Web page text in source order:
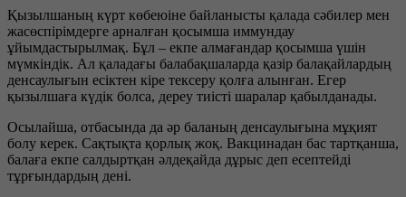
Қызылшаның күрт көбеюіне байланысты қалада сәбилер мен
жасөспірімдерге арналған қосымша иммундау
ұйымдастырылмақ. Бұл – екпе алмағандар қосымша үшін
мүмкіндік. Ал қаладағы балабақшаларда қазір балақайлардың
денсаулығын есіктен кіре тексеру қолға алынған. Егер
қызылшаға күдік болса, дереу тиісті шаралар қабылданады.
Осылайша, отбасында да әр баланың денсаулығына мұқият
болу керек. Сақтықта қорлық жоқ. Вакцинадан бас тартқанша,
балаға екпе салдыртқан әлдеқайда дұрыс деп есептейді
тұрғындардың дені.